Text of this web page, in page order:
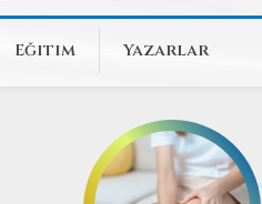
Eğitim Yazarlar